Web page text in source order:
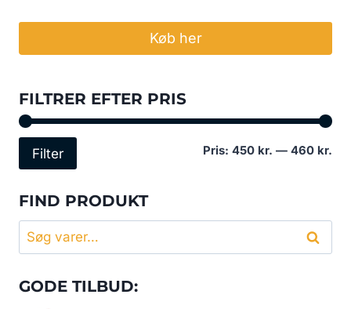
Køb her
FILTRER EFTER PRIS
Filter Pris: 450 kr. — 460 kr.
FIND PRODUKT
Søg
efter:
Søg
GODE TILBUD: